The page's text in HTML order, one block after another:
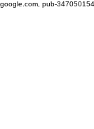
google.com, pub-